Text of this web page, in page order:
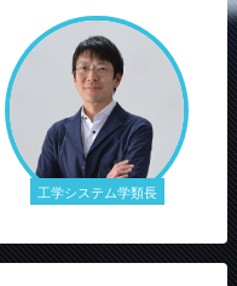
工学システム学類長